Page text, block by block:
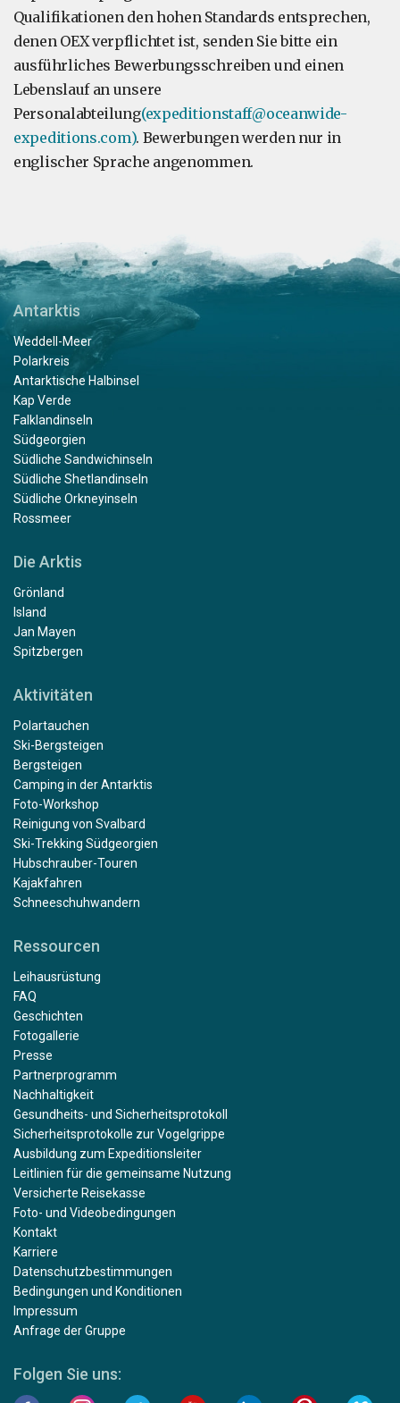
Qualifikationen den hohen Standards entsprechen,
denen OEX verpflichtet ist, senden Sie bitte ein
ausführliches Bewerbungsschreiben und einen
Lebenslauf an unsere
Personalabteilung(expeditionstaff@oceanwide-
expeditions.com). Bewerbungen werden nur in
englischer Sprache angenommen.
Antarktis
Weddell-Meer
Polarkreis
Antarktische Halbinsel
Kap Verde
Falklandinseln
Südgeorgien
Südliche Sandwichinseln
Südliche Shetlandinseln
Südliche Orkneyinseln
Rossmeer
Die Arktis
Grönland
Island
Jan Mayen
Spitzbergen
Aktivitäten
Polartauchen
Ski-Bergsteigen
Bergsteigen
Camping in der Antarktis
Foto-Workshop
Reinigung von Svalbard
Ski-Trekking Südgeorgien
Hubschrauber-Touren
Kajakfahren
Schneeschuhwandern
Ressourcen
Leihausrüstung
FAQ
Geschichten
Fotogallerie
Presse
Partnerprogramm
Nachhaltigkeit
Gesundheits- und Sicherheitsprotokoll
Sicherheitsprotokolle zur Vogelgrippe
Ausbildung zum Expeditionsleiter
Leitlinien für die gemeinsame Nutzung
Versicherte Reisekasse
Foto- und Videobedingungen
Kontakt
Karriere
Datenschutzbestimmungen
Bedingungen und Konditionen
Impressum
Anfrage der Gruppe
Folgen Sie uns: